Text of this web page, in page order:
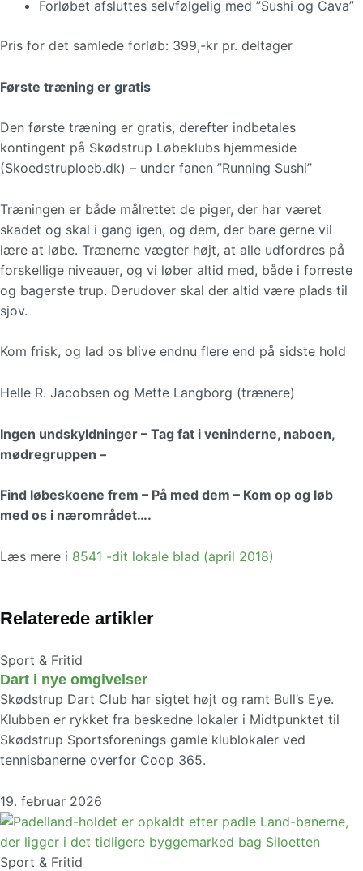
Forløbet afsluttes selvfølgelig med ”Sushi og Cava”
Pris for det samlede forløb: 399,-kr pr. deltager
Første træning er gratis
Den første træning er gratis, derefter indbetales
kontingent på Skødstrup Løbeklubs hjemmeside
(Skoedstruploeb.dk) – under fanen ”Running Sushi”
Træningen er både målrettet de piger, der har været
skadet og skal i gang igen, og dem, der bare gerne vil
lære at løbe. Trænerne vægter højt, at alle udfordres på
forskellige niveauer, og vi løber altid med, både i forreste
og bagerste trup. Derudover skal der altid være plads til
sjov.
Kom frisk, og lad os blive endnu flere end på sidste hold
Helle R. Jacobsen og Mette Langborg (trænere)
Ingen undskyldninger – Tag fat i veninderne, naboen,
mødregruppen –
Find løbeskoene frem – På med dem – Kom op og løb
med os i nærområdet….
Læs mere i 8541 -dit lokale blad (april 2018)
Relaterede artikler
Sport & Fritid
Dart i nye omgivelser
Skødstrup Dart Club har sigtet højt og ramt Bull’s Eye.
Klubben er rykket fra beskedne lokaler i Midtpunktet til
Skødstrup Sportsforenings gamle klublokaler ved
tennisbanerne overfor Coop 365.
19. februar 2026
Sport & Fritid